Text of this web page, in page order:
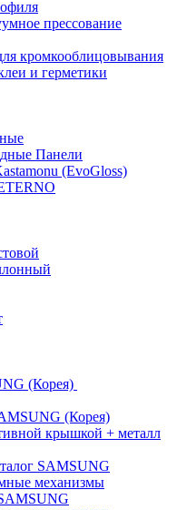
прессование
кромкооблицовывания
и герметики
Панели
(EvoGloss)
(Корея)
(Корея)
крышкой + металл
SAMSUNG
механизмы